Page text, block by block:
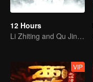
12 Hours
Li Zhiting and Qu Jingjing Get Chased to Kill
VIP